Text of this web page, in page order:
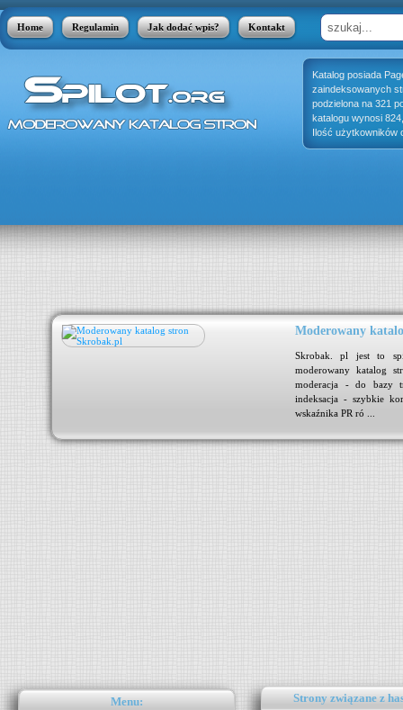
Home Regulamin Jak dodać wpis? Kontakt
Katalog posiada
zaindeksowanych
podzielona na 321
katalogu wynosi
Ilość użytkowników
Moderowany
Skrobak. pl jest to
moderowany katalog
moderacja - do bazy
indeksacja - szybkie
wskaźnika PR ró ...
Menu: Strony związane z